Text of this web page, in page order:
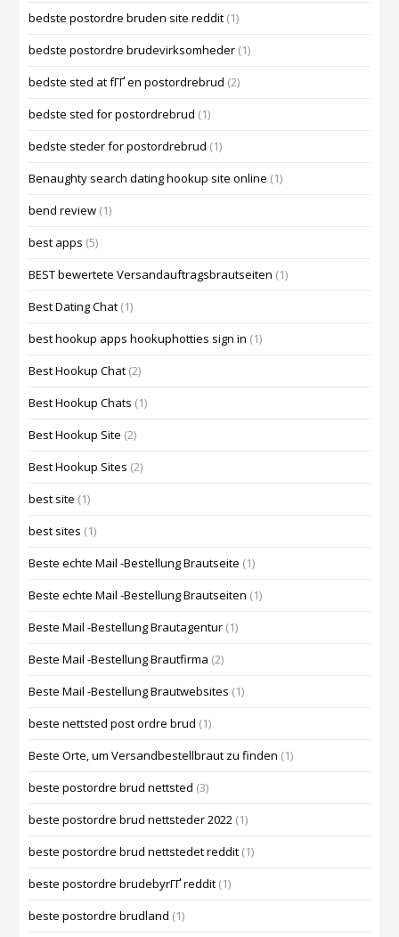
bedste postordre bruden site reddit (1)
bedste postordre brudevirksomheder (1)
bedste sted at fГҐ en postordrebrud (2)
bedste sted for postordrebrud (1)
bedste steder for postordrebrud (1)
Benaughty search dating hookup site online (1)
bend review (1)
best apps (5)
BEST bewertete Versandauftragsbrautseiten (1)
Best Dating Chat (1)
best hookup apps hookuphotties sign in (1)
Best Hookup Chat (2)
Best Hookup Chats (1)
Best Hookup Site (2)
Best Hookup Sites (2)
best site (1)
best sites (1)
Beste echte Mail -Bestellung Brautseite (1)
Beste echte Mail -Bestellung Brautseiten (1)
Beste Mail -Bestellung Brautagentur (1)
Beste Mail -Bestellung Brautfirma (2)
Beste Mail -Bestellung Brautwebsites (1)
beste nettsted post ordre brud (1)
Beste Orte, um Versandbestellbraut zu finden (1)
beste postordre brud nettsted (3)
beste postordre brud nettsteder 2022 (1)
beste postordre brud nettstedet reddit (1)
beste postordre brudebyrГҐ reddit (1)
beste postordre brudland (1)